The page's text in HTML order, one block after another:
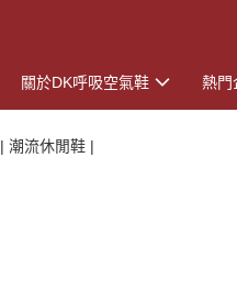
關於DK呼吸空氣鞋 熱門
| 潮流休閒鞋 |